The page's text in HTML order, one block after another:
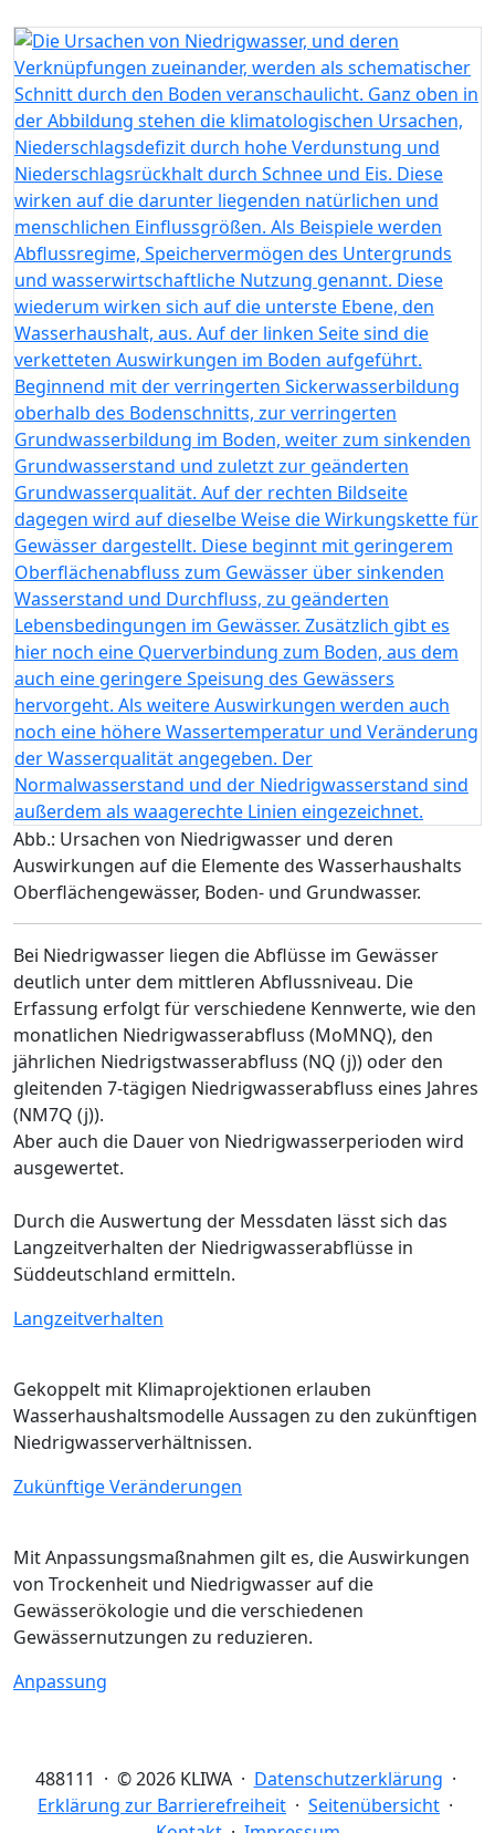
Abb.: Ursachen von Niedrigwasser und deren
Auswirkungen auf die Elemente des Wasserhaushalts
Oberflächengewässer, Boden- und Grundwasser.
Bei Niedrigwasser liegen die Abflüsse im Gewässer
deutlich unter dem mittleren Abflussniveau. Die
Erfassung erfolgt für verschiedene Kennwerte, wie den
monatlichen Niedrigwasserabfluss (MoMNQ), den
jährlichen Niedrigstwasserabfluss (NQ (j)) oder den
gleitenden 7-tägigen Niedrigwasserabfluss eines Jahres
(NM7Q (j)).
Aber auch die Dauer von Niedrigwasserperioden wird
ausgewertet.
Durch die Auswertung der Messdaten lässt sich das
Langzeitverhalten der Niedrigwasserabflüsse in
Süddeutschland ermitteln.
Langzeitverhalten
Gekoppelt mit Klimaprojektionen erlauben
Wasserhaushaltsmodelle Aussagen zu den zukünftigen
Niedrigwasserverhältnissen.
Zukünftige Veränderungen
Mit Anpassungsmaßnahmen gilt es, die Auswirkungen
von Trockenheit und Niedrigwasser auf die
Gewässerökologie und die verschiedenen
Gewässernutzungen zu reduzieren.
Anpassung
488111 · © 2026 KLIWA · Datenschutzerklärung ·
Erklärung zur Barrierefreiheit · Seitenübersicht ·